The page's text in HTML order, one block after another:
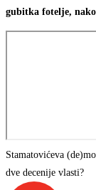
gubitka fotelje,
Stamatovićeva
dve decenije vlasti?